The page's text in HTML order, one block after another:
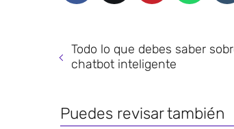
Todo lo que debes saber
chatbot inteligente
Puedes revisar también